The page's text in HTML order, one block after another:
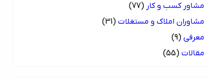
مشاور کسب و کار (77)
مشاوران املاک و مستغلات (31)
معرفی (9)
مقالات (55)